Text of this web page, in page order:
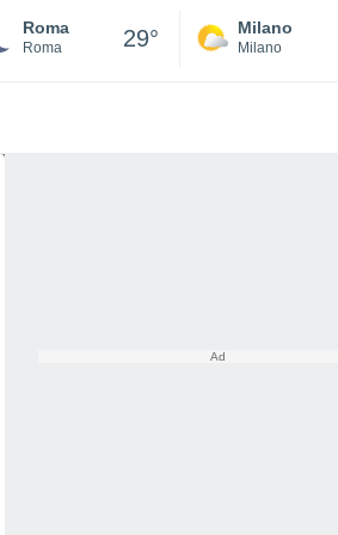
Roma
Roma 29° Milano
Milano